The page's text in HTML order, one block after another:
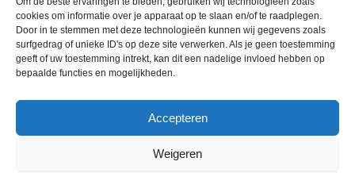
cookies om informatie over je apparaat op te slaan en/of te raadplegen.
Door in te stemmen met deze technologieën kunnen wij gegevens zoals
surfgedrag of unieke ID's op deze site verwerken. Als je geen toestemming
geeft of uw toestemming intrekt, kan dit een nadelige invloed hebben op
bepaalde functies en mogelijkheden.
Accepteren
Weigeren
Inlog rooster vrijwilligers